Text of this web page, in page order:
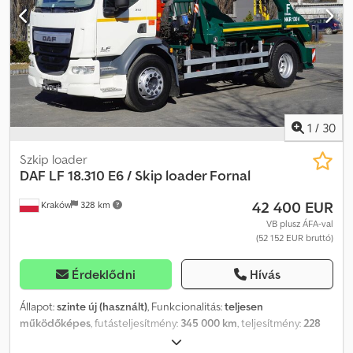
Anszmxgmezjf
1 / 30
Kraków 328 km
Szkip loader
DAF LF 18.310 E6 / Skip loader Fornal
42 400 EUR
VB plusz ÁFA-val
(52 152 EUR bruttó)
Érdeklődni Hívás
Állapot:szinte új (használt), Funkcionalitás:teljesen
működőképes , futásteljesítmény: 345 000 km , teljesítmény: 228
, üzemanyagtípus:dízel